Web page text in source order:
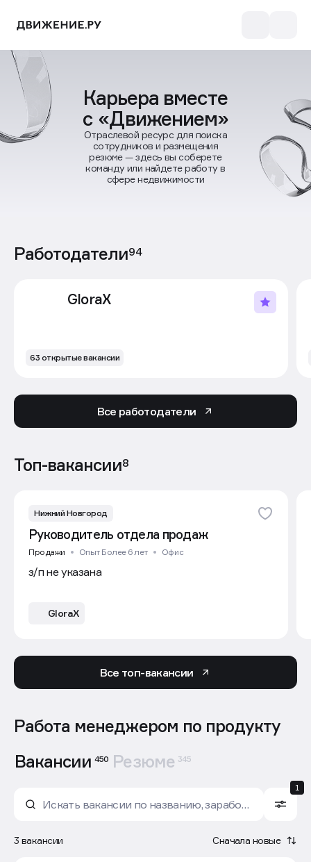
Карьера вместе
с «Движением»
Отраслевой ресурс для поиска
сотрудников и размещения
резюме — здесь вы соберете
команду или найдете работу в
сфере недвижимости
Работодатели94
GloraX
63 открытые вакансии
Все работодатели
Топ-вакансии8
Нижний Новгород
Руководитель отдела продаж
Продажи Опыт Более 6 лет Офис
з/п не указана
GloraX
Все топ-вакансии
Работа менеджером по продукту
Вакансии 450 Резюме 345
1
3 вакансии Сначала новые